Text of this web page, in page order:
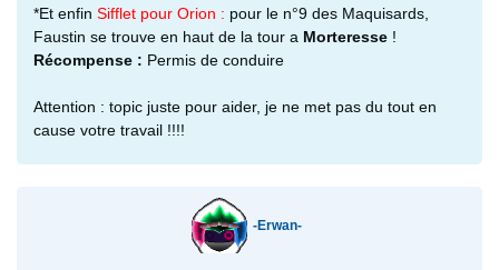
*Et enfin Sifflet pour Orion : pour le n°9 des Maquisards,
Faustin se trouve en haut de la tour a Morteresse !
Récompense : Permis de conduire
Attention : topic juste pour aider, je ne met pas du tout en
cause votre travail !!!!
-Erwan-